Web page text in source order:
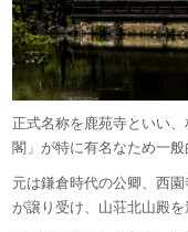
正式名称を鹿苑寺といい
閣」が特に有名なため一般
元は鎌倉時代の公卿、西園
が譲り受け、 山荘北山殿を